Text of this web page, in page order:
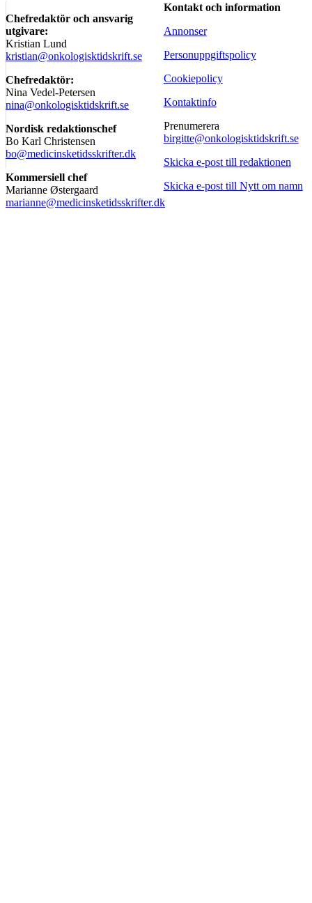
Chefredaktör och ansvarig
utgivare:
Kristian Lund
kristian@onkologisktidskrift.se
Chefredaktör:
Nina Vedel-Petersen
nina@onkologisktidskrift.se
Nordisk redaktionschef
Bo Karl Christensen
bo@medicinsketidsskrifter.dk
Kommersiell chef
Marianne Østergaard
marianne@medicinsketidsskrifter.dk
Kontakt och information
Annonser
Personuppgiftspolicy
Cookiepolicy
Kontaktinfo
Prenumerera
birgitte@onkologisktidskrift.se
Skicka e-post till redaktionen
Skicka e-post till Nytt om namn